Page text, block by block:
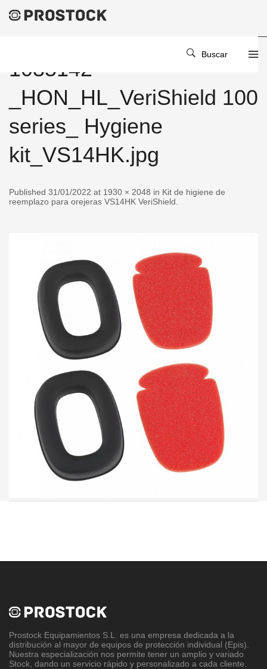
Buscar
1035142-
_HON_HL_VeriShield 100
series_ Hygiene
kit_VS14HK.jpg
Published 31/01/2022 at 1930 × 2048 in Kit de higiene de
reemplazo para orejeras VS14HK VeriShield.
Prostock Equipamientos S.L
. es una empresa dedicada a la
distribución al mayor de equipos de protección individual (Epis).
Nuestra especialización nos permite tener un amplio y variado
Stock, dando un servicio rápido y personalizado a cada cliente.